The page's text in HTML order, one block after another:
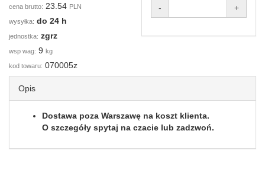
cena brutto: 23.54 PLN
wysyłka: do 24 h
jednostka: zgrz
wsp wag: 9 kg
kod towaru: 070005z
- +
Opis
Dostawa poza Warszawę na koszt klienta.
O szczegóły spytaj na czacie lub zadzwoń.